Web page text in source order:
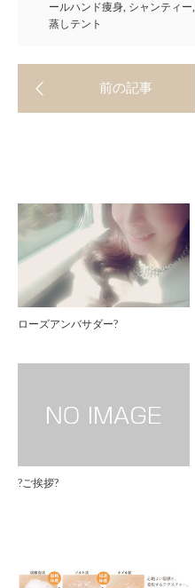
ールハンド痩身, シャンティー,
蒸しテント
ローズアンバサダー?
?ご挨拶?